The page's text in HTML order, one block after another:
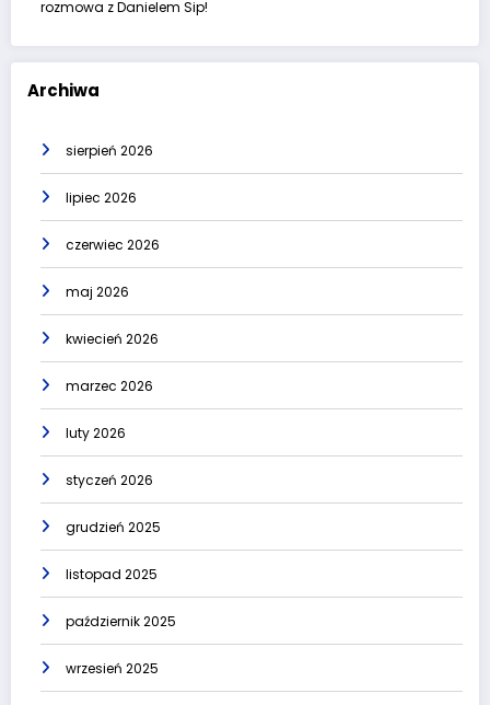
rozmowa z Danielem Sip!
Archiwa
sierpień 2026
lipiec 2026
czerwiec 2026
maj 2026
kwiecień 2026
marzec 2026
luty 2026
styczeń 2026
grudzień 2025
listopad 2025
październik 2025
wrzesień 2025